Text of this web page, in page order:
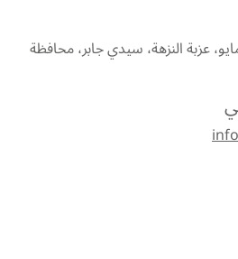
كوبري 14 مايو، عزبة النزهة، سيدي جابر، محافظة